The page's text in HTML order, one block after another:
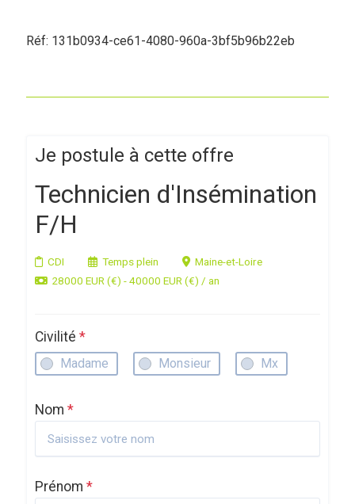
Réf: 131b0934-ce61-4080-960a-3bf5b96b22eb
Je postule à cette offre
Technicien d'Insémination
F/H
CDI Temps plein
Maine-et-Loire
28000 EUR (€) - 40000 EUR (€) / an
Civilité *
Madame Monsieur Mx
Nom *
Prénom *